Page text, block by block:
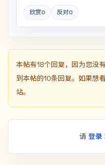
欣赏0 反对0
本帖有18个回复，因为您没
到本帖的10条回复。如果想
站。
请 登录